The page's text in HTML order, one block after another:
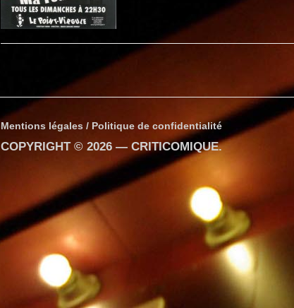
Mentions légales / Politique de confidentialité
COPYRIGHT © 2026 — CRITICOMIQUE.